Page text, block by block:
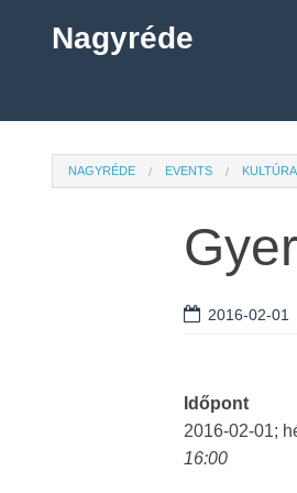
Nagyréde
NAGYRÉDE EVENTS KULTÚRA
2016-02-01
Időpont
2016-02-01;
16:00